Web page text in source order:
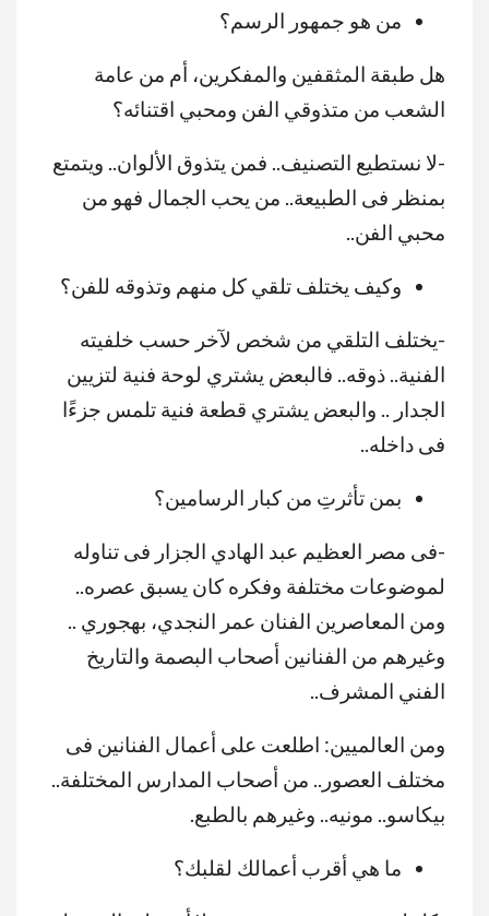
من هو جمهور الرسم؟
هل طبقة المثقفين والمفكرين، أم من عامة
الشعب من متذوقي الفن ومحبي اقتنائه؟
-لا نستطيع التصنيف.. فمن يتذوق الألوان.. ويتمتع
بمنظر فى الطبيعة.. من يحب الجمال فهو من
محبي الفن..
وكيف يختلف تلقي كل منهم وتذوقه للفن؟
-يختلف التلقي من شخص لآخر حسب خلفيته
الفنية.. ذوقه.. فالبعض يشتري لوحة فنية لتزيين
الجدار .. والبعض يشتري قطعة فنية تلمس جزءًا
فى داخله..
بمن تأثرتِ من كبار الرسامين؟
-فى مصر العظيم عبد الهادي الجزار فى تناوله
لموضوعات مختلفة وفكره كان يسبق عصره..
ومن المعاصرين الفنان عمر النجدي، بهجوري ..
وغيرهم من الفنانين أصحاب البصمة والتاريخ
الفني المشرف..
ومن العالميين: اطلعت على أعمال الفنانين فى
مختلف العصور.. من أصحاب المدارس المختلفة..
بيكاسو.. مونيه.. وغيرهم بالطبع.
ما هي أقرب أعمالك لقلبك؟